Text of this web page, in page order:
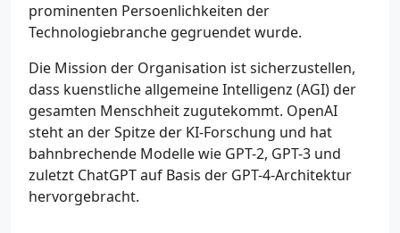
prominenten Persoenlichkeiten der
Technologiebranche gegruendet wurde.
Die Mission der Organisation ist sicherzustellen,
dass kuenstliche allgemeine Intelligenz (AGI) der
gesamten Menschheit zugutekommt. OpenAI
steht an der Spitze der KI-Forschung und hat
bahnbrechende Modelle wie GPT-2, GPT-3 und
zuletzt ChatGPT auf Basis der GPT-4-Architektur
hervorgebracht.